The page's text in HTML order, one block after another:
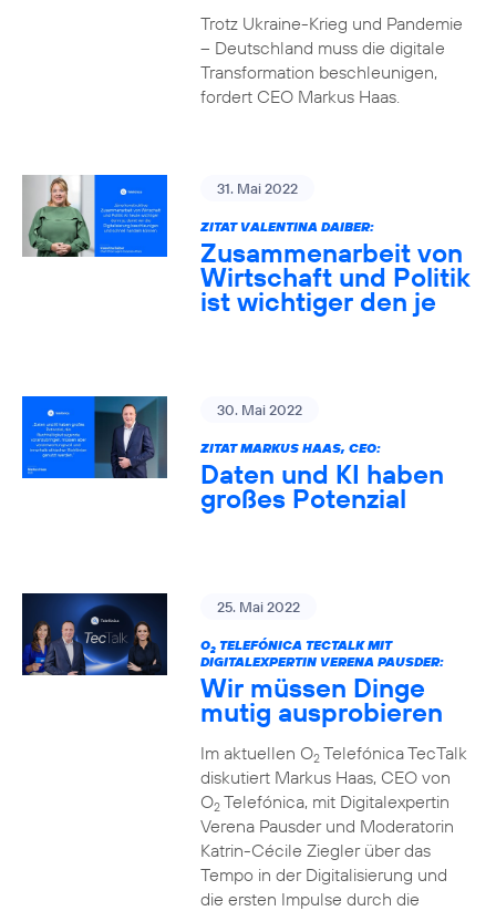
Trotz Ukraine-Krieg und Pandemie
– Deutschland muss die digitale
Transformation beschleunigen,
fordert CEO Markus Haas.
31. Mai 2022
ZITAT VALENTINA DAIBER:
Zusammenarbeit von
Wirtschaft und Politik
ist wichtiger den je
30. Mai 2022
ZITAT MARKUS HAAS, CEO:
Daten und KI haben
großes Potenzial
25. Mai 2022
O2TELEFÓNICA TECTALK MIT
DIGITALEXPERTIN VERENA PAUSDER:
Wir müssen Dinge
mutig ausprobieren
Im aktuellen O2Telefónica TecTalk
diskutiert Markus Haas, CEO von
O2Telefónica, mit Digitalexpertin
Verena Pausder und Moderatorin
Katrin-Cécile Ziegler über das
Tempo in der Digitalisierung und
die ersten Impulse durch die